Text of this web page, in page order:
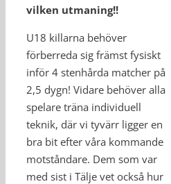
vilken utmaning!!
U18 killarna behöver
förberreda sig främst fysiskt
inför 4 stenhårda matcher på
2,5 dygn! Vidare behöver alla
spelare träna individuell
teknik, där vi tyvärr ligger en
bra bit efter våra kommande
motståndare. Dem som var
med sist i Tälje vet också hur